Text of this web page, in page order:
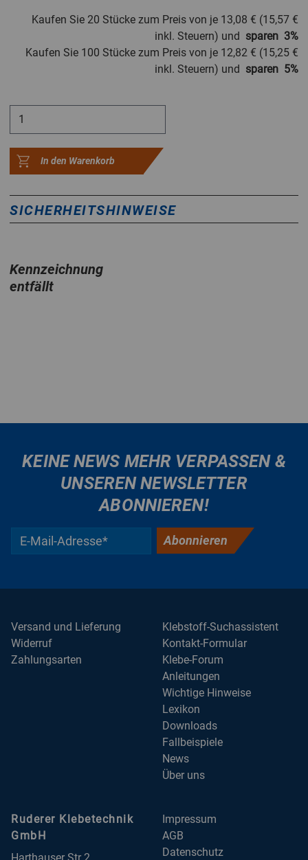
Kaufen Sie 20 Stücke zum Preis von je 13,08 € (15,57 €
inkl. Steuern) und sparen 3%
Kaufen Sie 100 Stücke zum Preis von je 12,82 € (15,25 €
inkl. Steuern) und sparen 5%
In den Warenkorb
SICHERHEITSHINWEISE
Kennzeichnung
entfällt
KEINE NEWS MEHR VERPASSEN &
UNSEREN NEWSLETTER
ABONNIEREN!
Abonnieren
Klebstoff-Suchassistent
Kontakt-Formular
Klebe-Forum
Anleitungen
Wichtige Hinweise
Lexikon
Downloads
Fallbeispiele
News
Über uns
Versand und Lieferung
Widerruf
Zahlungsarten
Ruderer Klebetechnik
GmbH
Harthauser Str 2
Impressum
AGB
Datenschutz